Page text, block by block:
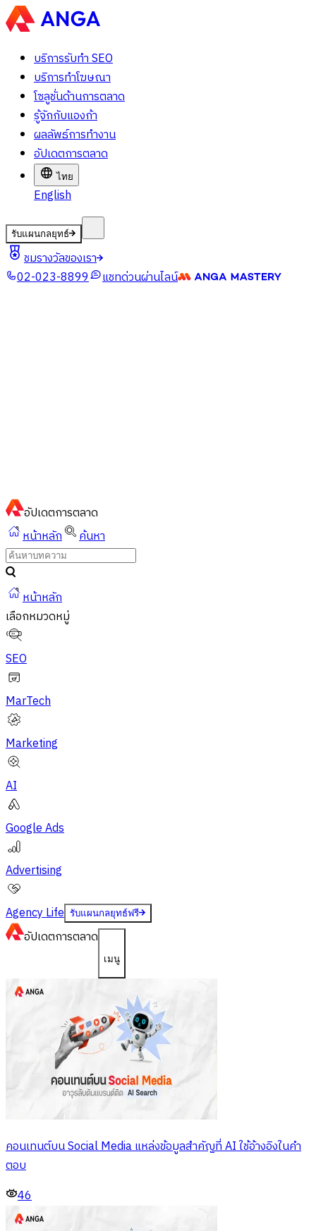
บริการรับทำ SEO
บริการทำโฆษณา
โซลูชั่นด้านการตลาด
รู้จักกับแองก้า
ผลลัพธ์การทำงาน
อัปเดตการตลาด
ไทย
English
รับแผนกลยุทธ์
ชมรางวัลของเรา
02-023-8899
แชทด่วนผ่านไลน์
อัปเดตการตลาด
หน้าหลัก
ค้นหา
หน้าหลัก
เลือกหมวดหมู่
SEO
MarTech
Marketing
AI
Google Ads
Advertising
Agency Life รับแผนกลยุทธ์ฟรี
อัปเดตการตลาด
เมนู
คอนเทนต์บน Social Media แหล่งข้อมูลสำคัญที่ AI ใช้อ้างอิงในคำ
ตอบ
46